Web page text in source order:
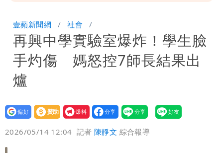
標準
壹蘋新聞網 社會
再興中學實驗室爆炸！學生臉
手灼傷 媽怒控7師長結果出
爐
設為
贊助
我要
爆料
2026/05/14 12:04 記者陳靜文 綜合報導